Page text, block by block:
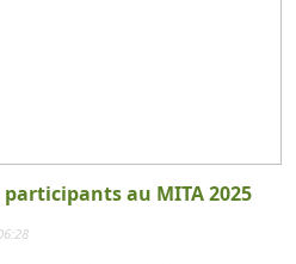
au MITA 2025